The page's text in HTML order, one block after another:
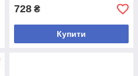
728 ₴
Купити